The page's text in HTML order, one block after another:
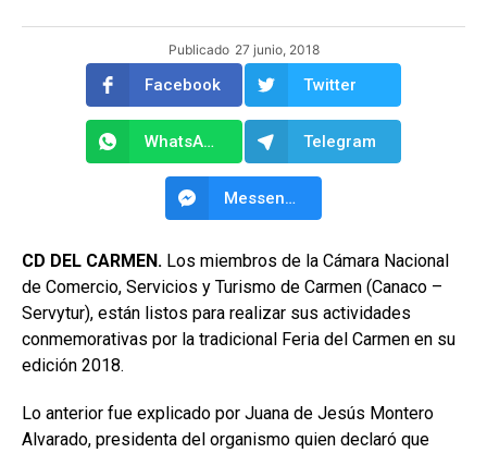
Publicado 27 junio, 2018
Facebook Twitter
WhatsApp Telegram
Messenger
CD DEL CARMEN. Los miembros de la Cámara Nacional
de Comercio, Servicios y Turismo de Carmen (Canaco –
Servytur), están listos para realizar sus actividades
conmemorativas por la tradicional Feria del Carmen en su
edición 2018.
Lo anterior fue explicado por Juana de Jesús Montero
Alvarado, presidenta del organismo quien declaró que